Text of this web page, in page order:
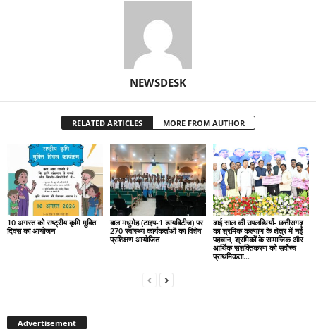
NEWSDESK
RELATED ARTICLES MORE FROM AUTHOR
10 अगस्त को राष्ट्रीय कृमि मुक्ति
दिवस का आयोजन
बाल मधुमेह (टाइप-1 डायबिटीज) पर
270 स्वास्थ्य कार्यकर्ताओं का विशेष
प्रशिक्षण आयोजित
ढाई साल की उपलब्धियाँ- छत्तीसगढ़
का श्रमिक कल्याण के क्षेत्र में नई
पहचान, श्रमिकों के सामाजिक और
आर्थिक सशक्तिकरण को सर्वाेच्च
प्राथमिकता…
Advertisement